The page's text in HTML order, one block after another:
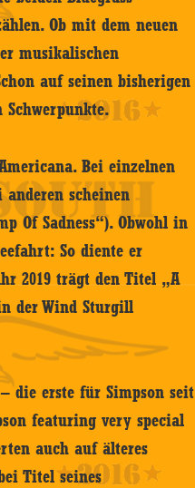
Ob mit dem neuen
musikalischen
auf seinen bisherigen
Schwerpunkte.
Bei einzelnen
scheinen
Of Sadness“). Obwohl in
So diente er
2019 trägt den Titel „A
der Wind Sturgill
die erste für Simpson seit
featuring very special
auch auf älteres
Titel seines